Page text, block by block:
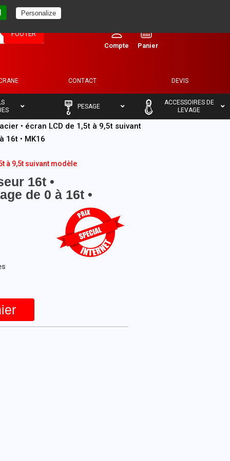
FOOTER
CONTACT
– DEVIS
–
PESAGE
ACCESSOIRES DE
LEVAGE
• écran LCD de 1,5t à 9,5t suivant
16t • MK16
16t •
de 0 à 16t •
à 9,5t suivant modèle
Personalize